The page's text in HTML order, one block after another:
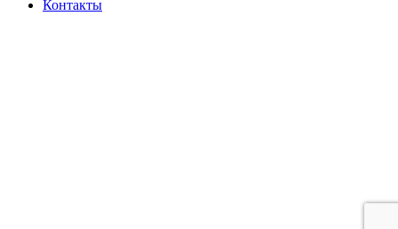
Контакты